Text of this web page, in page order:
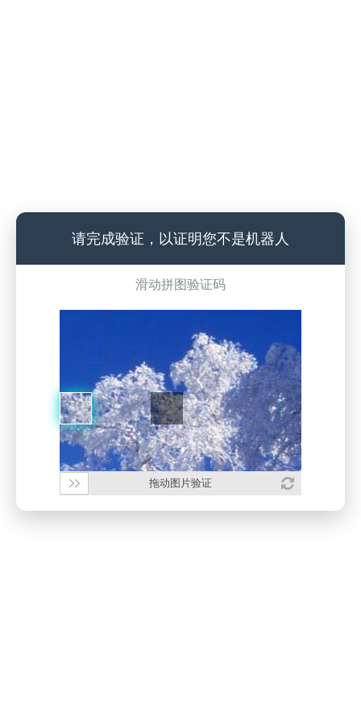
请完成验证，以证明您不是机器人
滑动拼图验证码
拖动图片验证